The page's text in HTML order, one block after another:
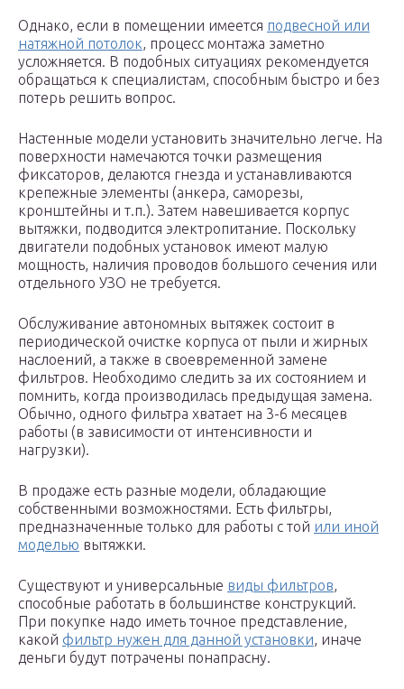
Однако, если в помещении имеется подвесной или
натяжной потолок, процесс монтажа заметно
усложняется. В подобных ситуациях рекомендуется
обращаться к специалистам, способным быстро и без
потерь решить вопрос.
Настенные модели установить значительно легче. На
поверхности намечаются точки размещения
фиксаторов, делаются гнезда и устанавливаются
крепежные элементы (анкера, саморезы,
кронштейны и т.п.). Затем навешивается корпус
вытяжки, подводится электропитание. Поскольку
двигатели подобных установок имеют малую
мощность, наличия проводов большого сечения или
отдельного УЗО не требуется.
Обслуживание автономных вытяжек состоит в
периодической очистке корпуса от пыли и жирных
наслоений, а также в своевременной замене
фильтров. Необходимо следить за их состоянием и
помнить, когда производилась предыдущая замена.
Обычно, одного фильтра хватает на 3-6 месяцев
работы (в зависимости от интенсивности и
нагрузки).
В продаже есть разные модели, обладающие
собственными возможностями. Есть фильтры,
предназначенные только для работы с той или иной
моделью вытяжки.
Существуют и универсальные виды фильтров,
способные работать в большинстве конструкций.
При покупке надо иметь точное представление,
какой фильтр нужен для данной установки, иначе
деньги будут потрачены понапрасну.